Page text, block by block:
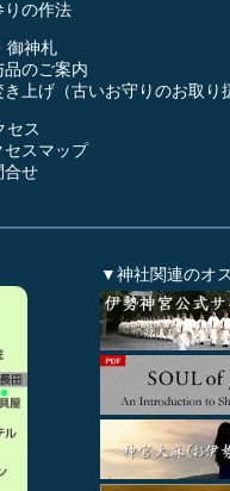
りの作法
御神札
品のご案内
き上げ（古いお守りのお取り
セス
セスマップ
合せ
▼神社関連のオ